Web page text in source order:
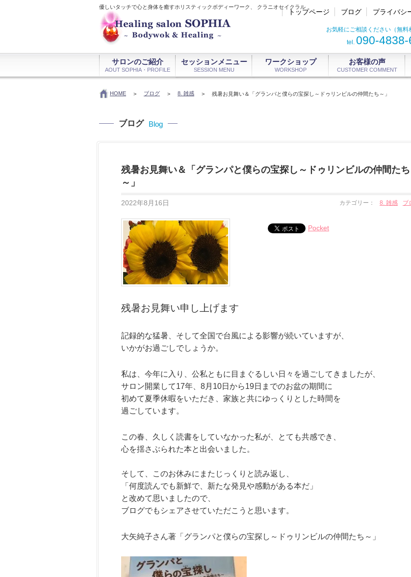
優しいタッチで心と身体を癒すホリスティックボディーワーク、 クラニオセイクラル
プライバシ
ブログ
トップページ
お気軽にご相談ください（無料
tel. 090-
サロンのご紹介
AOUT SOPHIA・PROFILE
セッションメニュー
SESSION MENU
ワークショップ
WORKSHOP
お客様の声
CUSTOMER COMMENT
HOME > ブログ > 8. 雑感 > 残暑お見舞い＆「グランパと僕らの宝探し～ドゥリンビルの仲間たち～」
ブログ Blog
残暑お見舞い＆「グランパと僕らの宝探し～ドゥリンビルの仲間たち
～」
2022年8月16日 カテゴリー： 8. 雑感 ブ
Pocket
残暑お見舞い申し上げます
記録的な猛暑、そして全国で台風による影響が続いていますが、
いかがお過ごしでしょうか。
私は、今年に入り、公私ともに目まぐるしい日々を過ごしてきましたが、
サロン開業して17年、8月10日から19日までのお盆の期間に
初めて夏季休暇をいただき、家族と共にゆっくりとした時間を
過ごしています。
この春、久しく読書をしていなかった私が、とても共感でき、
心を揺さぶられた本と出会いました。
そして、このお休みにまたじっくりと読み返し、
「何度読んでも新鮮で、新たな発見や感動がある本だ」
と改めて思いましたので、
ブログでもシェアさせていただこうと思います。
大矢純子さん著「グランパと僕らの宝探し～ドゥリンビルの仲間たち～」